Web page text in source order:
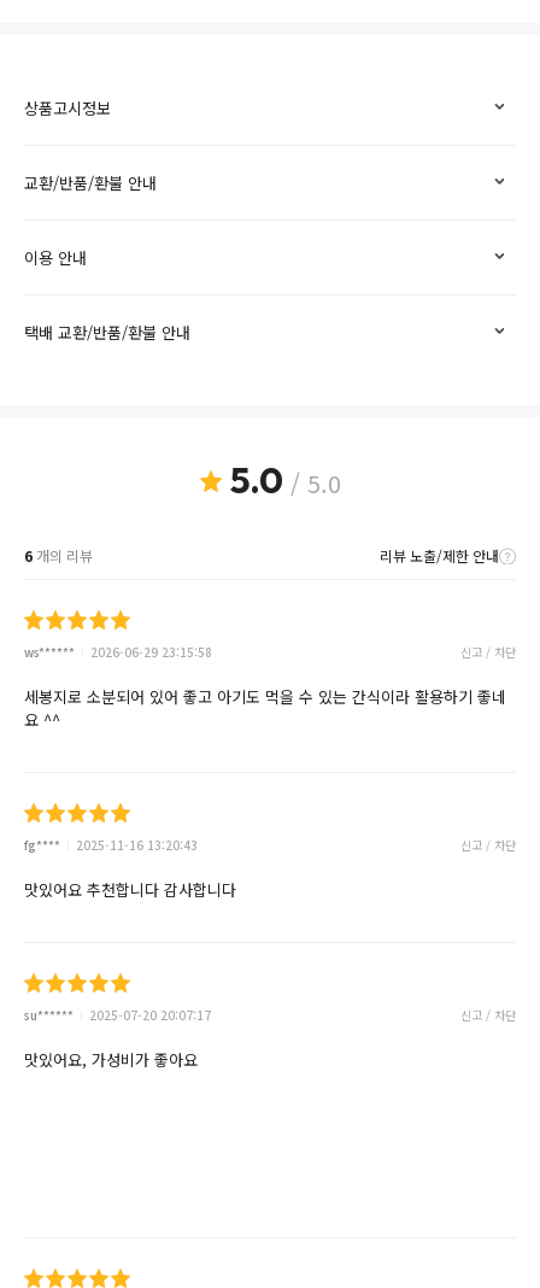
상품고시정보
교환/반품/환불 안내
이용 안내
택배 교환/반품/환불 안내
5.0 / 5.0
6개의 리뷰 리뷰 노출/제한 안내
ws****** 2026-06-29 23:15:58 신고 / 차단
세봉지로 소분되어 있어 좋고 아기도 먹을 수 있는 간식이라 활용하기 좋네
요 ^^
fg**** 2025-11-16 13:20:43 신고 / 차단
맛있어요 추천합니다 감사합니다
su****** 2025-07-20 20:07:17 신고 / 차단
맛있어요, 가성비가 좋아요